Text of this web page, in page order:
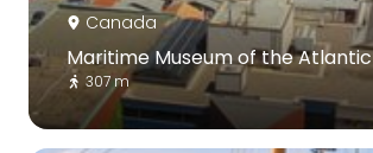
Canada
Maritime Museum of the Atlantic
307 m